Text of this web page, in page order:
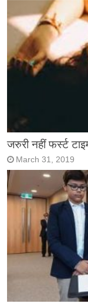
जरुरी नहीं फर्स्ट
March 31, 2019